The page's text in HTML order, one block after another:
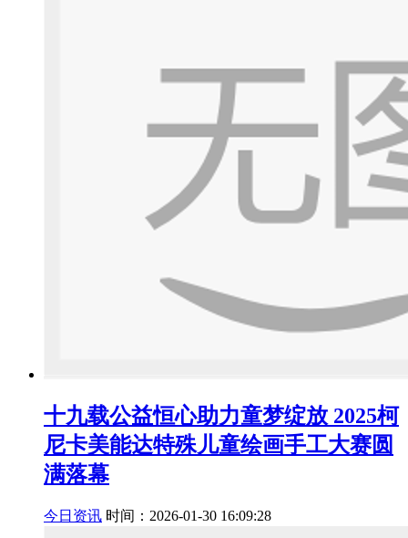
十九载公益恒心助力童梦绽放 2025柯
尼卡美能达特殊儿童绘画手工大赛圆
满落幕
今日资讯 时间：2026-01-30 16:09:28